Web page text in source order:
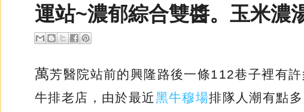
運站~濃郁綜合雙醬。玉米濃
萬芳醫院站前的興隆路後一條112巷子裡有許
牛排老店，由於最近黑牛穆場排隊人潮有點